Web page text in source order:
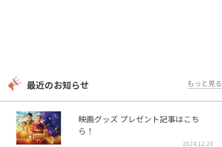
最近のお知らせ もっと見る
映画グッズ プレゼント記事はこち
ら！
2024.12.23